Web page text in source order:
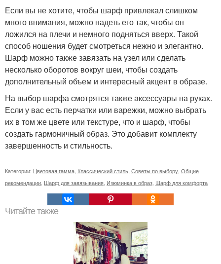
Если вы не хотите, чтобы шарф привлекал слишком
много внимания, можно надеть его так, чтобы он
ложился на плечи и немного подняться вверх. Такой
способ ношения будет смотреться нежно и элегантно.
Шарф можно также завязать на узел или сделать
несколько оборотов вокруг шеи, чтобы создать
дополнительный объем и интересный акцент в образе.
На выбор шарфа смотрятся также аксессуары на руках.
Если у вас есть перчатки или варежки, можно выбрать
их в том же цвете или текстуре, что и шарф, чтобы
создать гармоничный образ. Это добавит комплекту
завершенность и стильность.
Категории: Цветовая гамма Классический стиль Советы по выбору Общие
рекомендации Шарф для завязывания Изюминка в образ Шарф для комфорта
Читайте также